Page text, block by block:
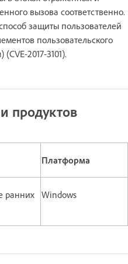
вызова соответственно.
защиты пользователей
пользовательского
2017-3101).
продуктов
Платформа
ранних Windows